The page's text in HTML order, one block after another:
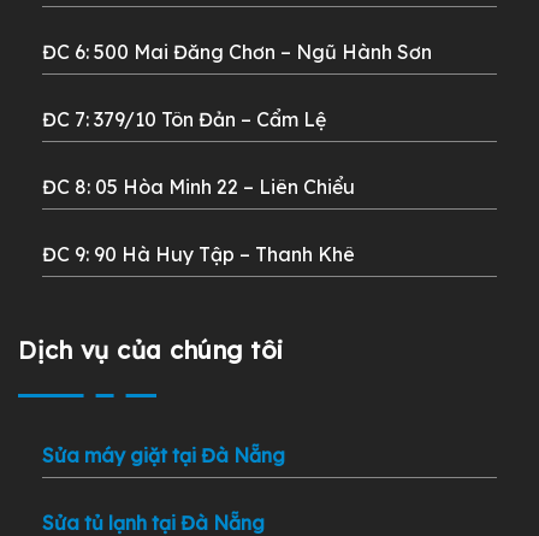
ĐC 6: 500 Mai Đăng Chơn – Ngũ Hành Sơn
ĐC 7: 379/10 Tôn Đản – Cẩm Lệ
ĐC 8: 05 Hòa Minh 22 – Liên Chiểu
ĐC 9: 90 Hà Huy Tập – Thanh Khê
Dịch vụ của chúng tôi
Sửa máy giặt tại Đà Nẵng
Sửa tủ lạnh tại Đà Nẵng